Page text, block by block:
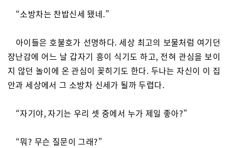
“소방차는 찬밥신세 됐네.”
아이들은 호불호가 선명하다. 세상 최고의 보물처럼 여기던
장난감에 어느 날 갑자기 흥이 식기도 하고, 전혀 관심을 보이
지 않던 놀이에 온 관심이 꽂히기도 한다. 두나는 자신이 이 집
안과 세상에서 그 소방차 신세가 될까 두렵다.
“자기야, 자기는 우리 셋 중에서 누가 제일 좋아?”
“뭐? 무슨 질문이 그래?”